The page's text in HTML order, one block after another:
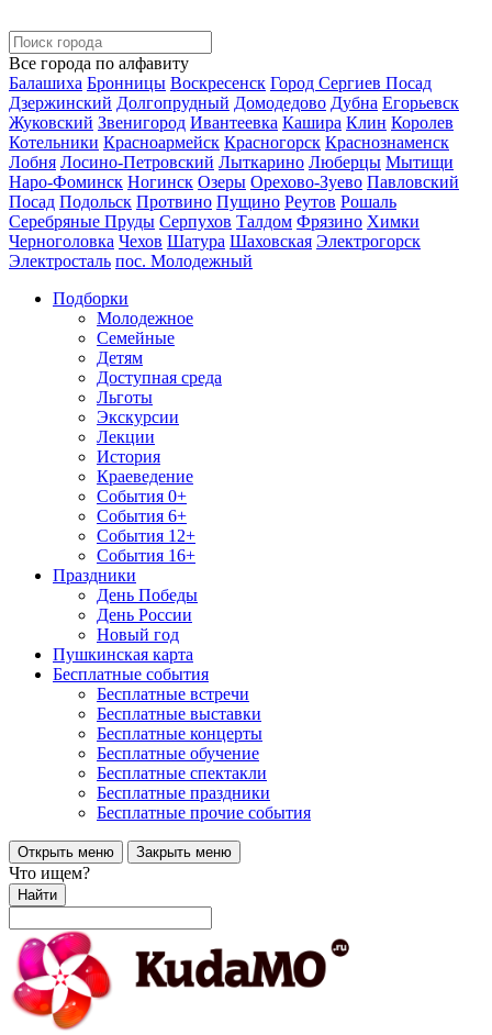
Все города по алфавиту
Балашиха Бронницы Воскресенск Город Сергиев Посад
Дзержинский Долгопрудный Домодедово Дубна Егорьевск
Жуковский Звенигород Ивантеевка Кашира Клин Королев
Котельники Красноармейск Красногорск Краснознаменск
Лобня Лосино-Петровский Лыткарино Люберцы Мытищи
Наро-Фоминск Ногинск Озеры Орехово-Зуево Павловский
Посад Подольск Протвино Пущино Реутов Рошаль
Серебряные Пруды Серпухов Талдом Фрязино Химки
Черноголовка Чехов Шатура Шаховская Электрогорск
Электросталь пос. Молодежный
Подборки
Молодежное
Семейные
Детям
Доступная среда
Льготы
Экскурсии
Лекции
История
Краеведение
События 0+
События 6+
События 12+
События 16+
Праздники
День Победы
День России
Новый год
Пушкинская карта
Бесплатные события
Бесплатные встречи
Бесплатные выставки
Бесплатные концерты
Бесплатные обучение
Бесплатные спектакли
Бесплатные праздники
Бесплатные прочие события
Открыть меню Закрыть меню
Что ищем?
Найти